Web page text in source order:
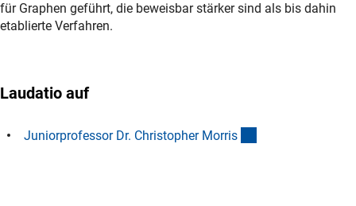
für Graphen geführt, die beweisbar stärker sind als bis dahin
etablierte Verfahren.
Laudatio auf
Juniorprofessor Dr. Christopher Morris